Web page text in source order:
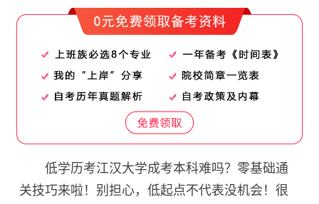
低学历考江汉大学成考本科难吗？零基础通
关技巧来啦！别担心，低起点不代表没机会！很